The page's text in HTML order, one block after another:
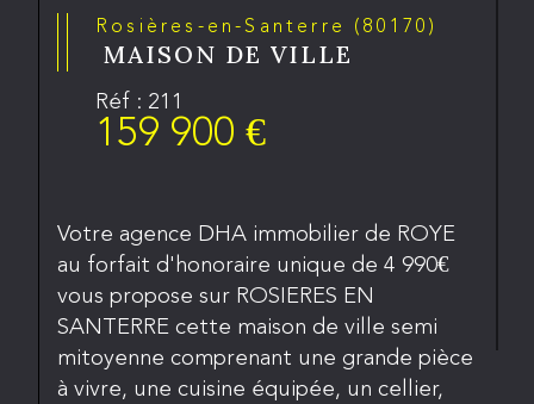
Rosières-en-Santerre (80170)
MAISON DE VILLE
Réf : 211
159 900 €
Votre agence DHA immobilier de ROYE
au forfait d'honoraire unique de 4 990€
vous propose sur ROSIERES EN
SANTERRE cette maison de ville semi
mitoyenne comprenant une grande pièce
à vivre, une cuisine équipée, un cellier,